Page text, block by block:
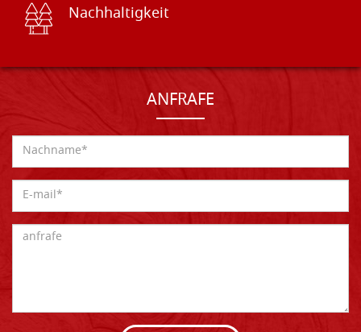
Nachhaltigkeit
ANFRAFE